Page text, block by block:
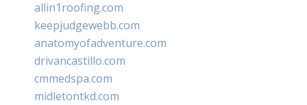
allin1roofing.com
keepjudgewebb.com
anatomyofadventure.com
drivancastillo.com
cmmedspa.com
midletontkd.com